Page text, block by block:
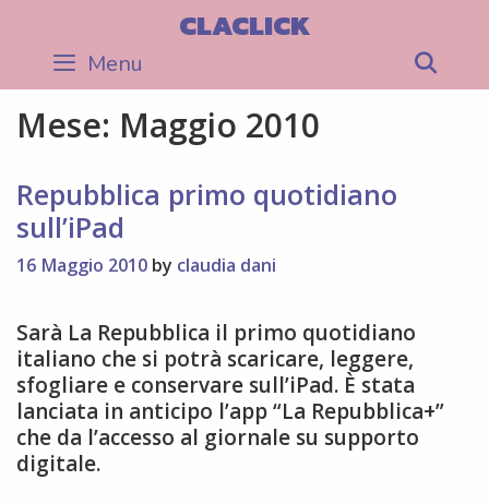
content
CLACLICK
Menu
Mese: Maggio 2010
Repubblica primo quotidiano
sull’iPad
16 Maggio 2010 by claudia dani
Sarà La Repubblica il primo quotidiano
italiano che si potrà scaricare, leggere,
sfogliare e conservare sull’iPad. È stata
lanciata in anticipo l’app “La Repubblica+”
che da l’accesso al giornale su supporto
digitale.